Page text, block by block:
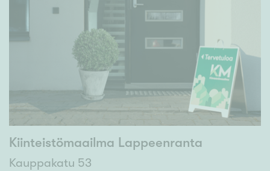
Kiinteistömaailma Lappeenranta
Kauppakatu 53